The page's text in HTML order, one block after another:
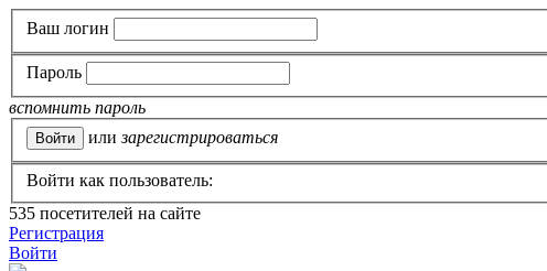
Ваш логин
Пароль
вспомнить пароль
или зарегистрироваться
Войти как пользователь:
535 посетителей на сайте
Регистрация
Войти